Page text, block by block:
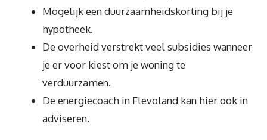
Mogelijk een duurzaamheidskorting bij je
hypotheek.
De overheid verstrekt veel subsidies wanneer
je er voor kiest om je woning te
verduurzamen.
De energiecoach in Flevoland kan hier ook in
adviseren.